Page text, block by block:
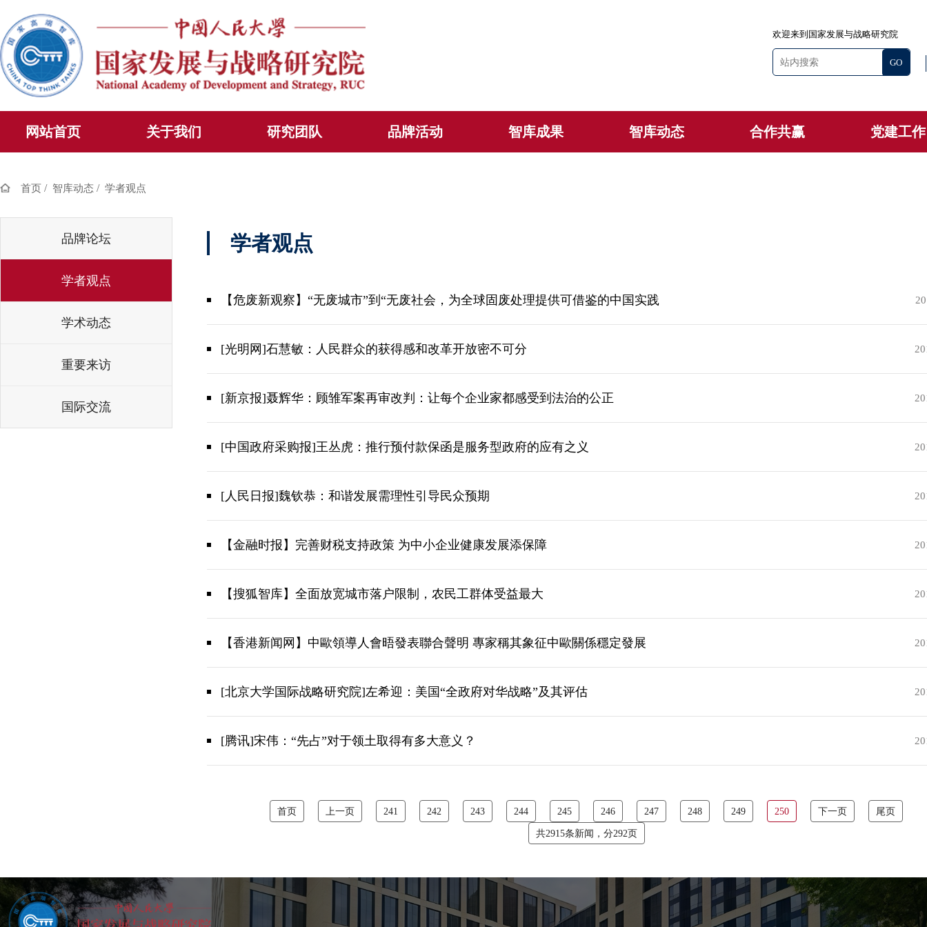
欢迎来到国家发展与战略研究院
网站首页 关于我们 研究团队 品牌活动 智库成果 智库动态 合作共赢 党建工作
首页 / 智库动态 / 学者观点
品牌论坛
学者观点
学术动态
重要来访
国际交流
学者观点
【危废新观察】“无废城市”到“无废社会，为全球固废处理提供可借鉴的中国实践
[光明网]石慧敏：人民群众的获得感和改革开放密不可分
[新京报]聂辉华：顾雏军案再审改判：让每个企业家都感受到法治的公正
[中国政府采购报]王丛虎：推行预付款保函是服务型政府的应有之义
[人民日报]魏钦恭：和谐发展需理性引导民众预期
【金融时报】完善财税支持政策 为中小企业健康发展添保障
【搜狐智库】全面放宽城市落户限制，农民工群体受益最大
【香港新闻网】中歐領導人會晤發表聯合聲明 專家稱其象征中歐關係穩定發展
[北京大学国际战略研究院]左希迎：美国“全政府对华战略”及其评估
[腾讯]宋伟：“先占”对于领土取得有多大意义？
首页 上一页 241 242 243 244 245 246 247 248 249 250 下一页 尾页
共2915条新闻，分292页